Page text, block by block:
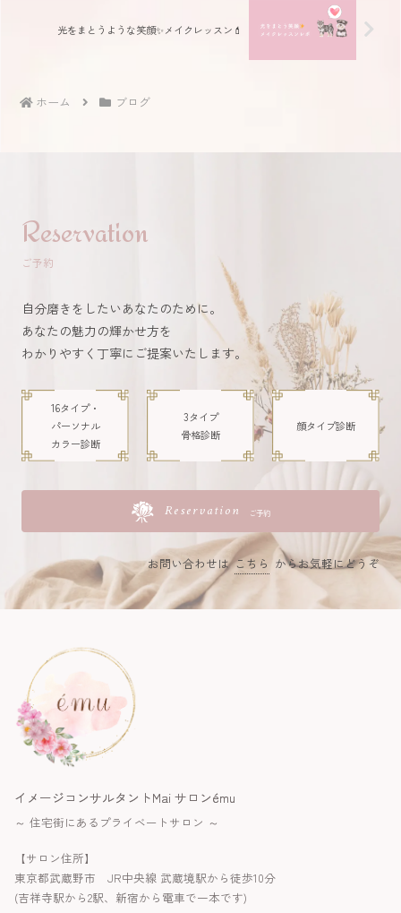
光をまとうような笑顔✨メイクレッスン💄
ホーム ブログ
Reservation
ご予約
自分磨きをしたいあなたのために。
あなたの魅力の輝かせ方を
わかりやすく丁寧にご提案いたします。
16タイプ・
パーソナル
カラー診断
3タイプ
骨格診断
顔タイプ診断
Reservation ご予約
お問い合わせは こちら からお気軽にどうぞ
イメージコンサルタントMai サロンému
～ 住宅街にあるプライベートサロン ～
【サロン住所】
東京都武蔵野市 JR中央線 武蔵境駅から徒歩10分
(吉祥寺駅から2駅、新宿から電車で一本です)